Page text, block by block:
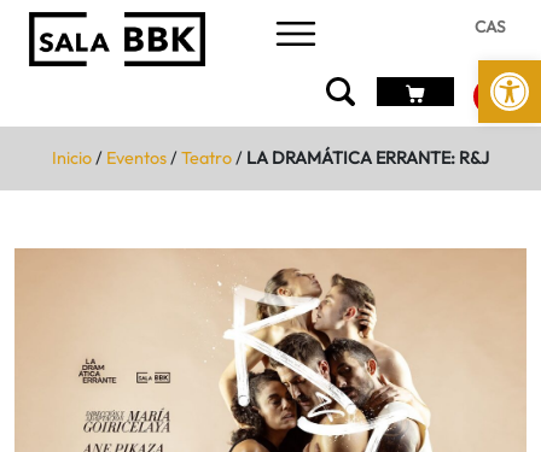
Abrir
CAS
Inicio/ Eventos/Teatro/ LA DRAMÁTICA ERRANTE: R&J